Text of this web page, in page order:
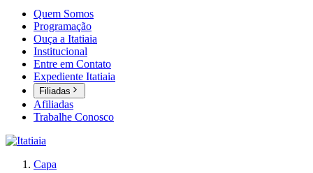
Quem Somos
Programação
Ouça a Itatiaia
Institucional
Entre em Contato
Expediente Itatiaia
Filiadas
Afiliadas
Trabalhe Conosco
Capa